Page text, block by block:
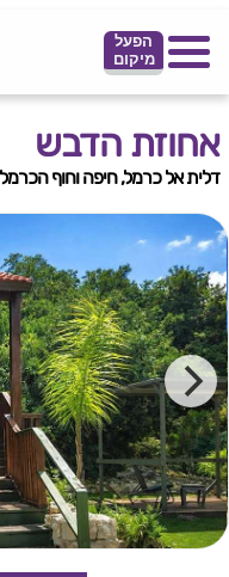
הפעל
מיקום
אחוזת הדבש
דלית אל כרמל, חיפה וחוף הכרמל